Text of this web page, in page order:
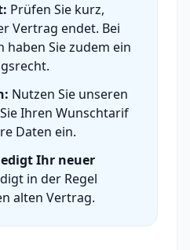
Prüfen Sie kurz,
Vertrag endet. Bei
haben Sie zudem ein
Nutzen Sie unseren
Ihren Wunschtarif
Daten ein.
Ihr neuer
in der Regel
alten Vertrag.